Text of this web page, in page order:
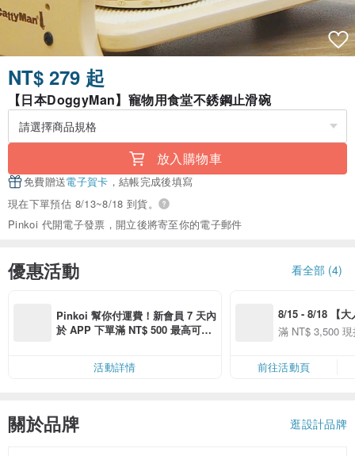
NT$ 279 起
【日本DoggyMan】寵物用食堂不銹鋼止滑碗
放入購物車
免費贈送電子賀卡 ，結帳完成後填寫
現在下單預估 8/13~8/18 到貨。
Pinkoi 代開電子發票，開立後將寄至你的電子郵件
優惠活動 看全部 (4)
Pinkoi 幫你付運費！新會員 7 天內
於 APP 下單滿 NT$ 500 最高可折
活動詳情
8/15 - 8/18 【大
季】滿
滿 NT$ 3,500
前往活動頁
關於品牌 逛設計品牌